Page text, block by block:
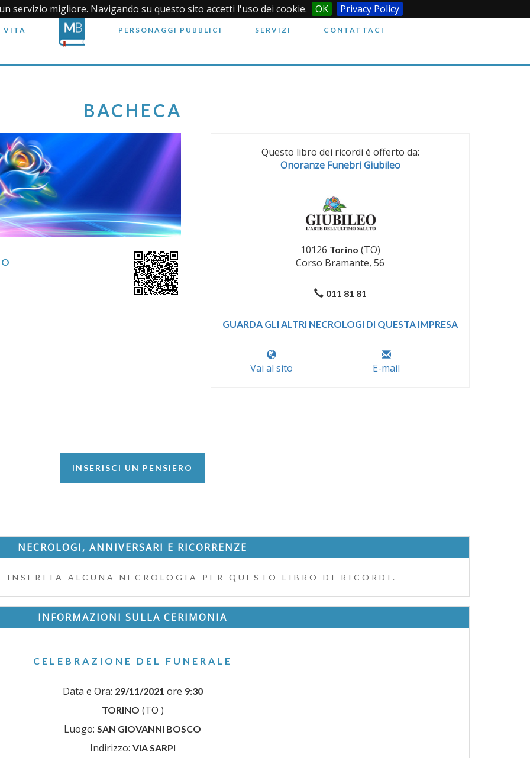
servizio migliore. Navigando su questo sito accetti l'uso dei cookie. OK Privacy Policy
VITA PERSONAGGI PUBBLICI SERVIZI CONTATTACI
BACHECA
Questo libro dei ricordi è offerto da:
Onoranze Funebri Giubileo
10126 Torino (TO)
Corso Bramante, 56
011 81 81
GUARDA GLI ALTRI NECROLOGI DI QUESTA IMPRESA
Vai al sito E-mail
INSERISCI UN PENSIERO
NECROLOGI, ANNIVERSARI E RICORRENZE
INSERITA ALCUNA NECROLOGIA PER QUESTO LIBRO DI RICORDI.
INFORMAZIONI SULLA CERIMONIA
CELEBRAZIONE DEL FUNERALE
Data e Ora: 29/11/2021 ore 9:30
TORINO (TO )
Luogo: SAN GIOVANNI BOSCO
Indirizzo: VIA SARPI